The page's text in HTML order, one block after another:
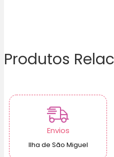
Produtos
Envios
Ilha de São Miguel